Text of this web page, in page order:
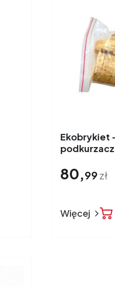
Ekobrykiet
80,99 zł
Więcej